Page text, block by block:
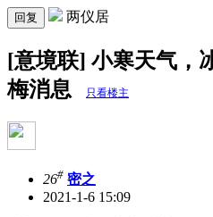
回复 两仪居
[意境联] 小寒天气，
梅消息
只看楼主
26# 密之
2021-1-6 15:09